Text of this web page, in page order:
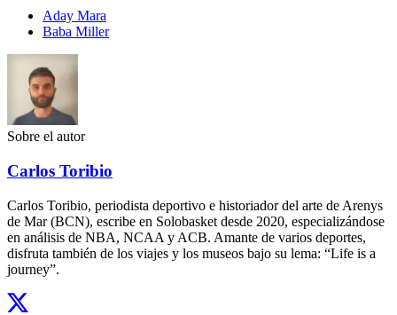
Aday Mara
Baba Miller
Sobre el autor
Carlos Toribio
Carlos Toribio, periodista deportivo e historiador del arte de Arenys
de Mar (BCN), escribe en Solobasket desde 2020, especializándose
en análisis de NBA, NCAA y ACB. Amante de varios deportes,
disfruta también de los viajes y los museos bajo su lema: “Life is a
journey”.